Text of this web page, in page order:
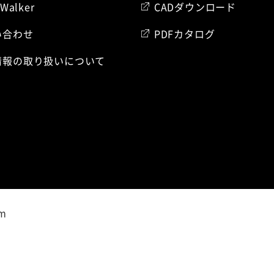
合わせ
報の取り扱いについて
CADダウンロード
PDFカタログ